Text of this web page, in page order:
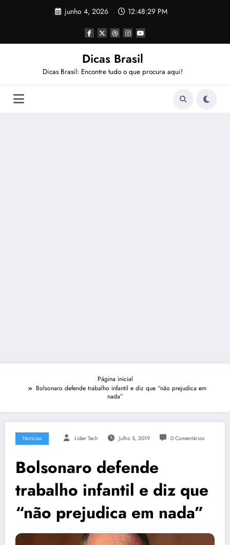
junho 4, 2026 12:48:30 PM
Dicas Brasil
Dicas Brasil: Encontre tudo o que procura aqui!
Página inicial
Bolsonaro defende trabalho infantil e diz que “não prejudica em
nada”
Notícias Lider Tech Julho 5, 2019 0 Comentários
Bolsonaro defende
trabalho infantil e diz que
“não prejudica em nada”